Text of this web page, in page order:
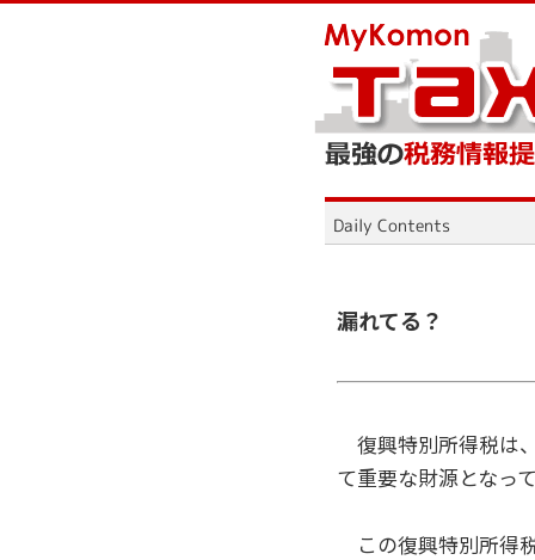
漏れてる？
復興特別所得税は
て重要な財源となって
この復興特別所得